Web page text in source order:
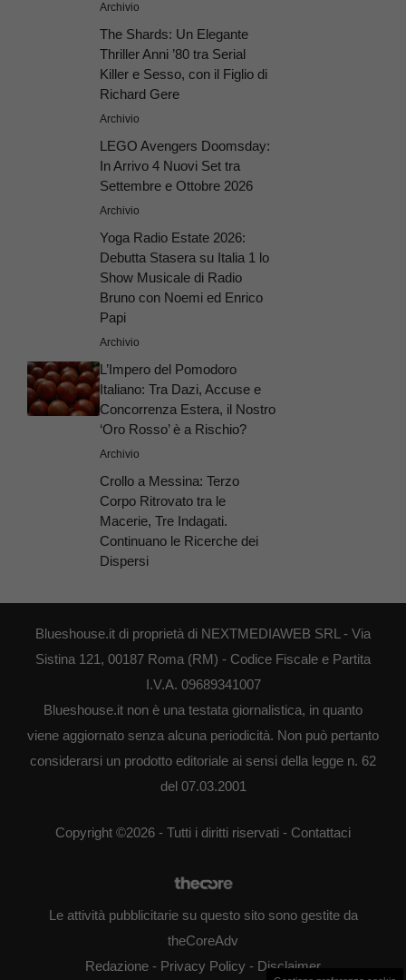
Archivio
The Shards: Un Elegante
Thriller Anni ’80 tra Serial
Killer e Sesso, con il Figlio di
Richard Gere
Archivio
LEGO Avengers Doomsday:
In Arrivo 4 Nuovi Set tra
Settembre e Ottobre 2026
Archivio
Yoga Radio Estate 2026:
Debutta Stasera su Italia 1 lo
Show Musicale di Radio
Bruno con Noemi ed Enrico
Papi
Archivio
L’Impero del Pomodoro
Italiano: Tra Dazi, Accuse e
Concorrenza Estera, il Nostro
‘Oro Rosso’ è a Rischio?
Archivio
Crollo a Messina: Terzo
Corpo Ritrovato tra le
Macerie, Tre Indagati.
Continuano le Ricerche dei
Dispersi
Blueshouse.it di proprietà di NEXTMEDIAWEB SRL - Via
Sistina 121, 00187 Roma (RM) - Codice Fiscale e Partita
I.V.A. 09689341007
Blueshouse.it non è una testata giornalistica, in quanto
viene aggiornato senza alcuna periodicità. Non può pertanto
considerarsi un prodotto editoriale ai sensi della legge n. 62
del 07.03.2001
Copyright ©2026 - Tutti i diritti riservati - Contattaci
Le attività pubblicitarie su questo sito sono gestite da
theCoreAdv
Redazione - Privacy Policy - Disclaimer